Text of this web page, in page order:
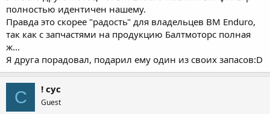
полностью идентичен нашему.
Правда это скорее "радость" для владельцев BM Enduro,
так как с запчастями на продукцию Балтмоторс полная
ж...
Я друга порадовал, подарил ему один из своих запасов:D
С ! сус
Guest